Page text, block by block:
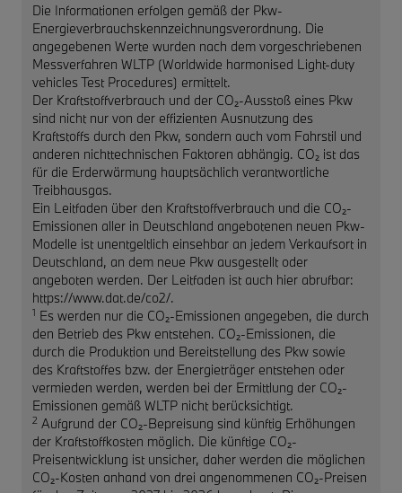
Die Informationen erfolgen gemäß der Pkw-
Energieverbrauchskennzeichnungsverordnung. Die
angegebenen Werte wurden nach dem vorgeschriebenen
Messverfahren WLTP (Worldwide harmonised Light-duty
vehicles Test Procedures) ermittelt.
Der Kraftstoffverbrauch und der CO₂-Ausstoß eines Pkw
sind nicht nur von der effizienten Ausnutzung des
Kraftstoffs durch den Pkw, sondern auch vom Fahrstil und
anderen nichttechnischen Faktoren abhängig. CO₂ ist das
für die Erderwärmung hauptsächlich verantwortliche
Treibhausgas.
Ein Leitfaden über den Kraftstoffverbrauch und die CO₂-
Emissionen aller in Deutschland angebotenen neuen Pkw-
Modelle ist unentgeltlich einsehbar an jedem Verkaufsort in
Deutschland, an dem neue Pkw ausgestellt oder
angeboten werden. Der Leitfaden ist auch hier abrufbar:
https://www.dat.de/co2/.
1 Es werden nur die CO₂-Emissionen angegeben, die durch
den Betrieb des Pkw entstehen. CO₂-Emissionen, die
durch die Produktion und Bereitstellung des Pkw sowie
des Kraftstoffes bzw. der Energieträger entstehen oder
vermieden werden, werden bei der Ermittlung der CO₂-
Emissionen gemäß WLTP nicht berücksichtigt.
2 Aufgrund der CO₂-Bepreisung sind künftig Erhöhungen
der Kraftstoffkosten möglich. Die künftige CO₂-
Preisentwicklung ist unsicher, daher werden die möglichen
CO₂-Kosten anhand von drei angenommenen CO₂-Preisen